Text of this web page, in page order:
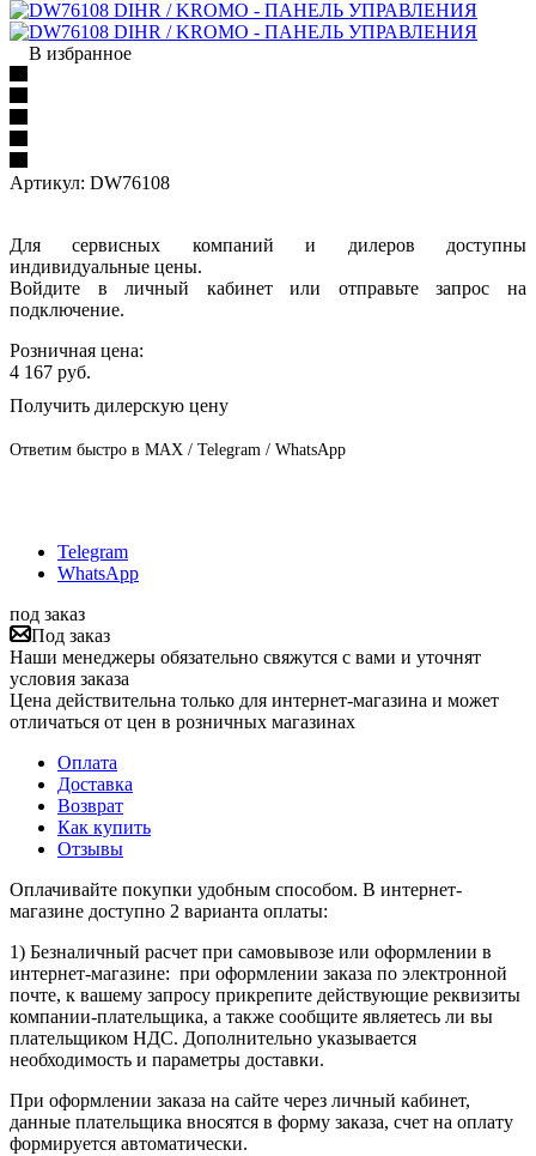
В избранное
Артикул: DW76108
Для сервисных компаний и дилеров доступны
индивидуальные цены.
Войдите в личный кабинет или отправьте запрос на
подключение.
Розничная цена:
4 167 руб.
Получить дилерскую цену
Ответим быстро в MAX / Telegram / WhatsApp
Telegram
WhatsApp
под заказ
Под заказ
Наши менеджеры обязательно свяжутся с вами и уточнят
условия заказа
Цена действительна только для интернет-магазина и может
отличаться от цен в розничных магазинах
Оплата
Доставка
Возврат
Как купить
Отзывы
Оплачивайте покупки удобным способом. В интернет-
магазине доступно 2 варианта оплаты:
1) Безналичный расчет при самовывозе или оформлении в
интернет-магазине: при оформлении заказа по электронной
почте, к вашему запросу прикрепите действующие реквизиты
компании-плательщика, а также сообщите являетесь ли вы
плательщиком НДС. Дополнительно указывается
необходимость и параметры доставки.
При оформлении заказа на сайте через личный кабинет,
данные плательщика вносятся в форму заказа, счет на оплату
формируется автоматически.